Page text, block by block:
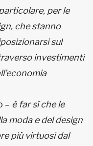
per le
che stanno
sul
investimenti
– è far sì che le
moda e del design
più virtuosi dal